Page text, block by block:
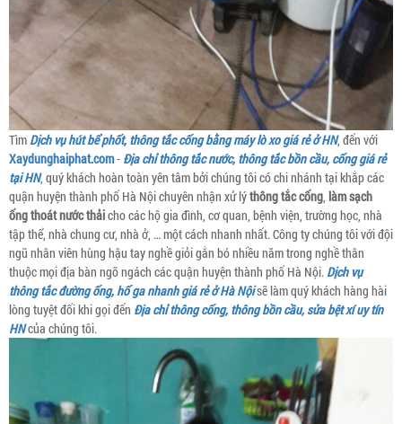
Tìm Dịch vụ hút bể phốt, thông tắc cống bằng máy lò xo giá rẻ ở HN, đến với
Xaydunghaiphat.com- Địa chỉ thông tắc nước, thông tắc bồn cầu, cống giá rẻ
tại HN, quý khách hoàn toàn yên tâm bởi chúng tôi có chi nhánh tại khắp các
quận huyện thành phố Hà Nội chuyên nhận xử lýthông tắc cống, làm sạch
ống thoát nước thảicho các hộ gia đình, cơ quan, bệnh viện, trường học, nhà
tập thể, nhà chung cư, nhà ở, … một cách nhanh nhất. Công ty chúng tôi với đội
ngũ nhân viên hùng hậu tay nghề giỏi gắn bó nhiều năm trong nghề thân
thuộc mọi địa bàn ngõ ngách các quận huyện thành phố Hà Nội. Dịch vụ
thông tắc đường ống, hố ga nhanh giá rẻ ở Hà Nộisẽ làm quý khách hàng hài
lòng tuyệt đối khi gọi đến Địa chỉ thông cống, thông bồn cầu, sửa bệt xí uy tín
HNcủa chúng tôi.